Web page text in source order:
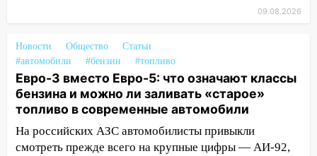
Волге перевернулась лодка
19:55
В Ульяновске упавшее дерево
заблокировало в машине двух женщин
17:15 В Ульяновской области
ремонтируют девять мостов: один уже
готов, ещё два — почти завершены
09.08.2026
Новости Общество
Статьи
#автомобили
#бензин #топливо
Евро-3 вместо Евро-5: что означают классы
бензина и можно ли заливать «старое»
топливо в современные автомобили
На российских АЗС автомобилисты привыкли
смотреть прежде всего на крупные цифры — АИ-92,